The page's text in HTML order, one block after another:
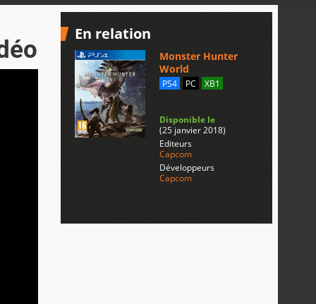
En relation
Monster Hunter
World
PS4 PC XB1
Disponible le
(25 janvier 2018)
Editeurs
Capcom
Développeurs
Capcom